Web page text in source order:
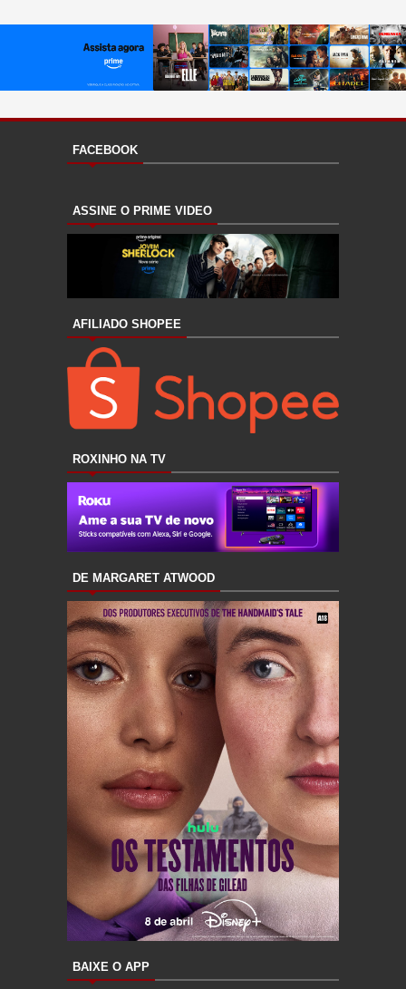
FACEBOOK
ASSINE O PRIME VIDEO
AFILIADO SHOPEE
ROXINHO NA TV
DE MARGARET ATWOOD
BAIXE O APP